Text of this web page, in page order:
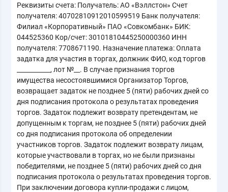
Реквизиты счета: Получатель: АО «Вэллстон» Счет
получателя: 40702810912010599519 Банк получателя:
Филиал «Корпоративный» ПАО «Совкомбанк» БИК:
044525360 Кор/счет: 30101810445250000360 ИНН
получателя: 7708671190. Назначение платежа: Оплата
задатка для участия в торгах, должник ФИО, код торгов
___________, лот №__. В случае признания торгов
имущества несостоявшимися Организатор Торгов,
возвращает задаток не позднее 5 (пяти) рабочих дней со
дня подписания протокола о результатах проведения
торгов. Задаток подлежит возврату претендентам, не
допущенным к торгам, не позднее 5 (пяти) рабочих дней
со дня подписания протокола об определении
участников торгов. Задаток подлежит возврату лицам,
которые участвовали в торгах, но не были признаны
победителями, не позднее 5 (пяти) рабочих дней со дня
подписания протокола о результатах проведения торгов.
При заключении договора купли-продажи с лицом,